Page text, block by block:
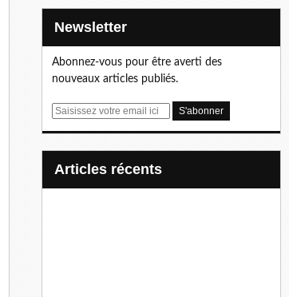
Newsletter
Abonnez-vous pour être averti des
nouveaux articles publiés.
E
articles récents